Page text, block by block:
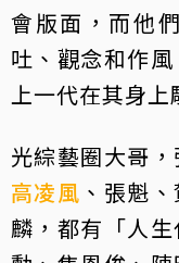
會版面，而他
吐、觀念和作
上一代在其身上
光綜藝圈大哥，
高凌風 、張魁
麟，都有「人